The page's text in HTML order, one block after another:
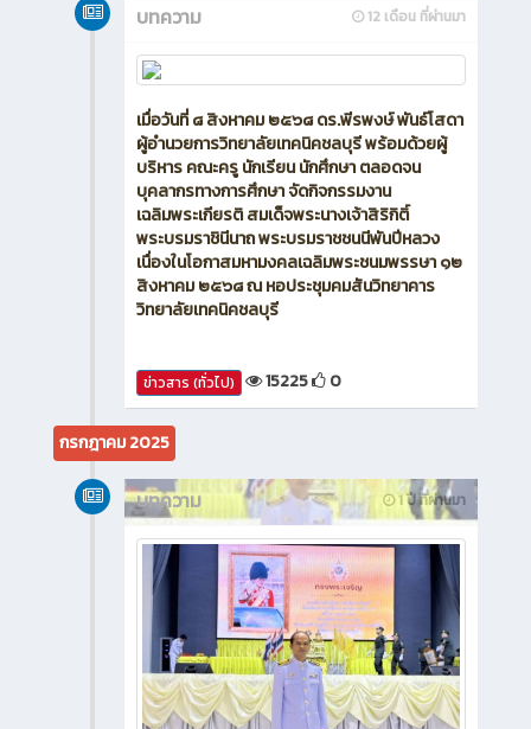
12 เดือน ที่ผ่านมา
บทความ
เมื่อวันที่ ๘ สิงหาคม ๒๕๖๘ ดร.พีรพงษ์ พันธ์โสดา
ผู้อำนวยการวิทยาลัยเทคนิคชลบุรี พร้อมด้วยผู้
บริหาร คณะครู นักเรียน นักศึกษา ตลอดจน
บุคลากรทางการศึกษา จัดกิจกรรมงาน
เฉลิมพระเกียรติ สมเด็จพระนางเจ้าสิริกิติ์
พระบรมราชินีนาถ พระบรมราชชนนีพันปีหลวง
เนื่องในโอกาสมหามงคลเฉลิมพระชนมพรรษา ๑๒
สิงหาคม ๒๕๖๘ ณ หอประชุมคมสันวิทยาคาร
วิทยาลัยเทคนิคชลบุรี
ข่าวสาร (ทั่วไป) 15225 0
กรกฎาคม 2025
1 ปี ที่ผ่านมา
บทความ